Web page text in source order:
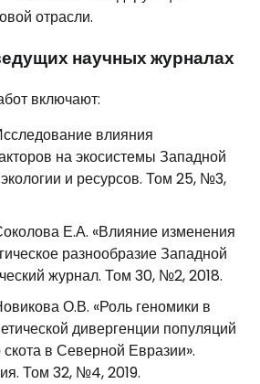
отрасли.
научных журналах
включают:
влияния
на экосистемы Западной
и ресурсов. Том 25, №3,
Е.А. «Влияние изменения
разнообразие Западной
журнал. Том 30, №2, 2018.
О.В. «Роль геномики в
дивергенции популяций
скота в Северной Евразии».
Том 32, №4, 2019.